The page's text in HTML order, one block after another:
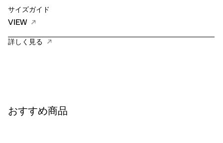
サイズガイド
VIEW
詳しく見る
おすすめ商品